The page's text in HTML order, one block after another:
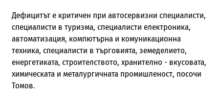
Дефицитът е критичен при автосервизни специалисти,
специалисти в туризма, специалисти електроника,
автоматизация, компютърна и комуникационна
техника, специалисти в търговията, земеделието,
енергетиката, строителството, хранително - вкусовата,
химическата и металургичната промишленост, посочи
Томов.